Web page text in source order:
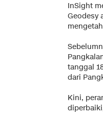
InSight
Geodesy
tanggal
dari
Kini,